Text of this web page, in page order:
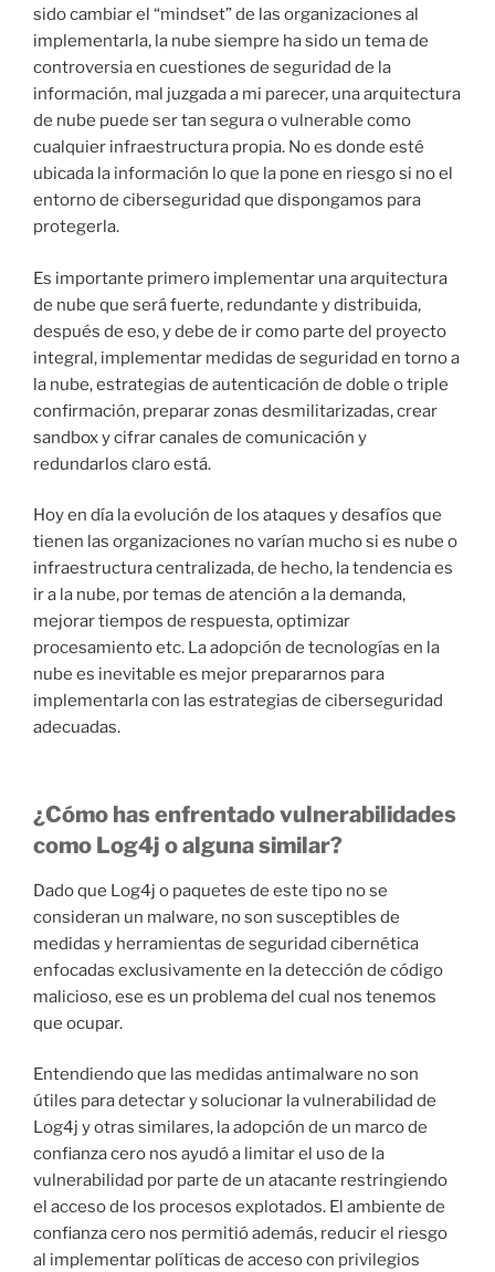
sido cambiar el “mindset” de las organizaciones al
implementarla, la nube siempre ha sido un tema de
controversia en cuestiones de seguridad de la
información, mal juzgada a mi parecer, una arquitectura
de nube puede ser tan segura o vulnerable como
cualquier infraestructura propia. No es donde esté
ubicada la información lo que la pone en riesgo si no el
entorno de ciberseguridad que dispongamos para
protegerla.
Es importante primero implementar una arquitectura
de nube que será fuerte, redundante y distribuida,
después de eso, y debe de ir como parte del proyecto
integral, implementar medidas de seguridad en torno a
la nube, estrategias de autenticación de doble o triple
confirmación, preparar zonas desmilitarizadas, crear
sandbox y cifrar canales de comunicación y
redundarlos claro está.
Hoy en día la evolución de los ataques y desafíos que
tienen las organizaciones no varían mucho si es nube o
infraestructura centralizada, de hecho, la tendencia es
ir a la nube, por temas de atención a la demanda,
mejorar tiempos de respuesta, optimizar
procesamiento etc. La adopción de tecnologías en la
nube es inevitable es mejor prepararnos para
implementarla con las estrategias de ciberseguridad
adecuadas.
¿Cómo has enfrentado vulnerabilidades
como Log4j o alguna similar?
Dado que Log4j o paquetes de este tipo no se
consideran un malware, no son susceptibles de
medidas y herramientas de seguridad cibernética
enfocadas exclusivamente en la detección de código
malicioso, ese es un problema del cual nos tenemos
que ocupar.
Entendiendo que las medidas antimalware no son
útiles para detectar y solucionar la vulnerabilidad de
Log4j y otras similares, la adopción de un marco de
confianza cero nos ayudó a limitar el uso de la
vulnerabilidad por parte de un atacante restringiendo
el acceso de los procesos explotados. El ambiente de
confianza cero nos permitió además, reducir el riesgo
al implementar políticas de acceso con privilegios